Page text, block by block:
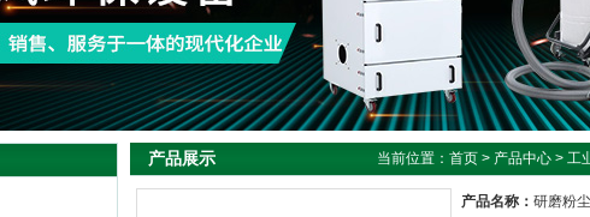
产品展示 当前位置： 首页 > 产品中心 > 工
产品名称： 研磨粉